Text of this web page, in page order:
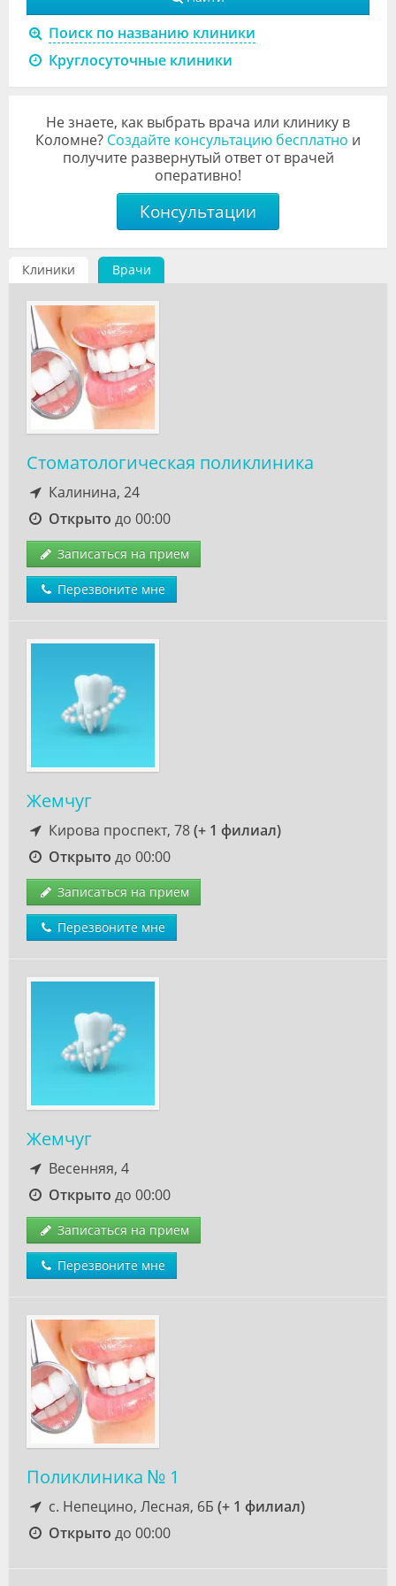
Видео
Форум
Клиники
Специалисты
Галерея
Поиск по названию клиники
Круглосуточные клиники
Не знаете, как выбрать врача или клинику в
Коломне? Создайте консультацию бесплатно и
получите развернутый ответ от врачей
оперативно!
Консультации
Клиники Врачи
Стоматологическая поликлиника
Калинина, 24
Открыто до 00:00
Записаться на прием
Перезвоните мне
Жемчуг
Кирова проспект, 78(+ 1 филиал)
Открыто до 00:00
Записаться на прием
Перезвоните мне
Жемчуг
Весенняя, 4
Открыто до 00:00
Записаться на прием
Перезвоните мне
Поликлиника № 1
с. Непецино, Лесная, 6Б (+ 1 филиал)
Открыто до 00:00